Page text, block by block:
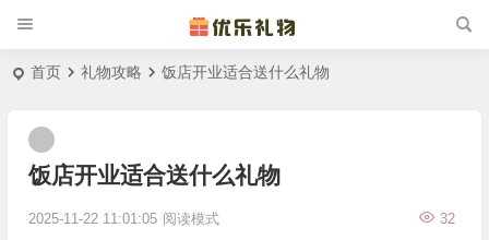
首页 礼物攻略 饭店开业适合送什么礼物
饭店开业适合送什么礼物
2025-11-22 11:01:05 32
阅读模式